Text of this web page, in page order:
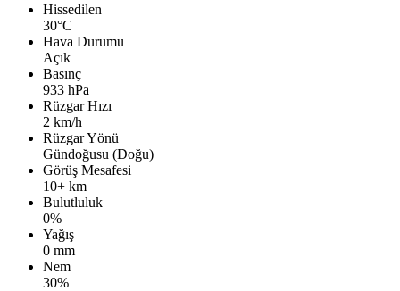
Hissedilen
30°C
Hava Durumu
Açık
Basınç
933 hPa
Rüzgar Hızı
2 km/h
Rüzgar Yönü
Gündoğusu (Doğu)
Görüş Mesafesi
10+ km
Bulutluluk
0%
Yağış
0 mm
Nem
30%